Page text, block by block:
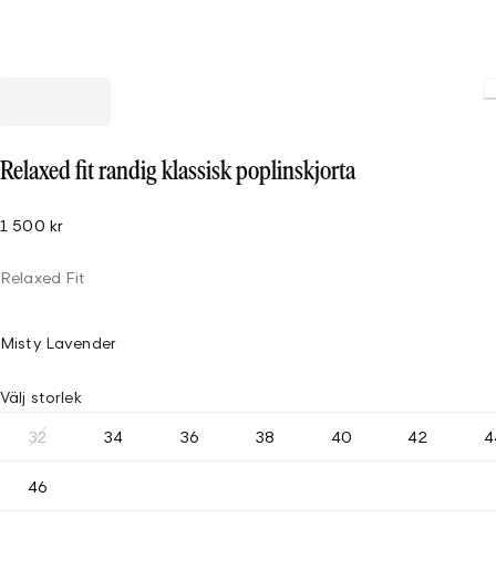
Relaxed fit randig klassisk poplinskjorta
1 500 kr
Relaxed Fit
Misty Lavender
Välj storlek
32 34 36 38 40 42
46